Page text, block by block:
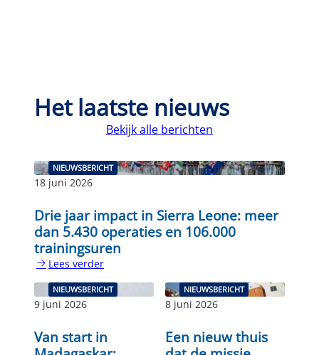
Het laatste nieuws
Bekijk alle berichten
NIEUWSBERICHT
18 juni 2026
Drie jaar impact in Sierra Leone: meer
dan 5.430 operaties en 106.000
trainingsuren
Lees verder
Drie
jaar
in
Sierra
NIEUWSBERICHT
9 juni 2026
Van start in
NIEUWSBERICHT
8 juni 2026
Een nieuw thuis